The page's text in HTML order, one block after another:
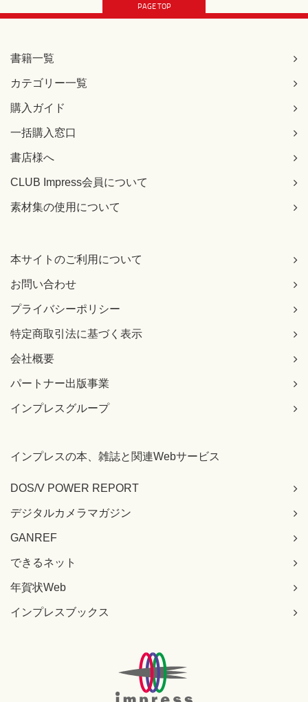
PAGE TOP
書籍一覧
カテゴリー一覧
購入ガイド
一括購入窓口
書店様へ
CLUB Impress会員について
素材集の使用について
本サイトのご利用について
お問い合わせ
プライバシーポリシー
特定商取引法に基づく表示
会社概要
パートナー出版事業
インプレスグループ
インプレスの本、雑誌と関連Webサービス
DOS/V POWER REPORT
デジタルカメラマガジン
GANREF
できるネット
年賀状Web
インプレスブックス